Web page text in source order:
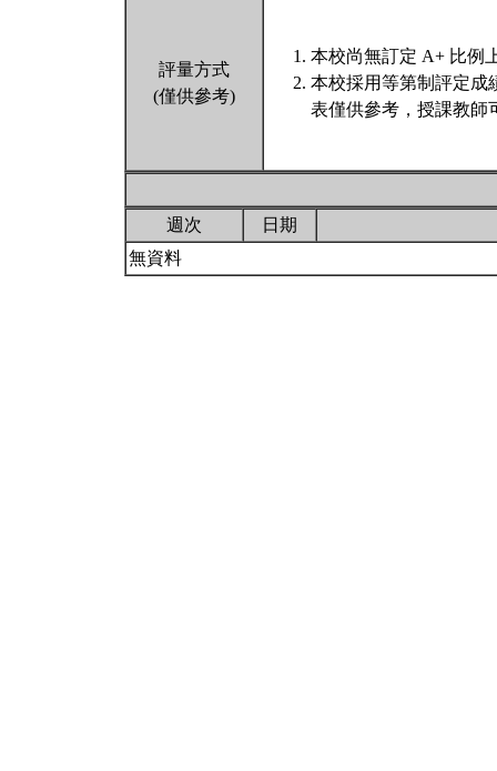
評量方式
(僅供參考)
本校尚無訂定 A+ 比例
本校採用等第制評定成
表僅供參考，授課教師
週次
日期
無資料